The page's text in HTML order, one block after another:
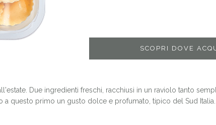
SCOPRI DOVE
Due ingredienti freschi, racchiusi in un raviolo tanto
questo primo un gusto dolce e profumato, tipico del Sud Italia.